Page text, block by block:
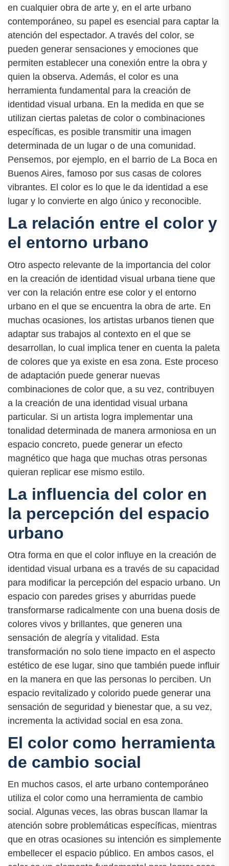
en cualquier obra de arte y, en el arte urbano
contemporáneo, su papel es esencial para captar la
atención del espectador. A través del color, se
pueden generar sensaciones y emociones que
permiten establecer una conexión entre la obra y
quien la observa. Además, el color es una
herramienta fundamental para la creación de
identidad visual urbana. En la medida en que se
utilizan ciertas paletas de color o combinaciones
específicas, es posible transmitir una imagen
determinada de un lugar o de una comunidad.
Pensemos, por ejemplo, en el barrio de La Boca en
Buenos Aires, famoso por sus casas de colores
vibrantes. El color es lo que le da identidad a ese
lugar y lo convierte en algo único y reconocible.
La relación entre el color y
el entorno urbano
Otro aspecto relevante de la importancia del color
en la creación de identidad visual urbana tiene que
ver con la relación entre ese color y el entorno
urbano en el que se encuentra la obra de arte. En
muchas ocasiones, los artistas urbanos tienen que
adaptar sus trabajos al contexto en el que se
desarrollan, lo cual implica tener en cuenta la paleta
de colores que ya existe en esa zona. Este proceso
de adaptación puede generar nuevas
combinaciones de color que, a su vez, contribuyen
a la creación de una identidad visual urbana
particular. Si un artista logra implementar una
tonalidad determinada de manera armoniosa en un
espacio concreto, puede generar un efecto
magnético que haga que muchas otras personas
quieran replicar ese mismo estilo.
La influencia del color en
la percepción del espacio
urbano
Otra forma en que el color influye en la creación de
identidad visual urbana es a través de su capacidad
para modificar la percepción del espacio urbano. Un
espacio con paredes grises y aburridas puede
transformarse radicalmente con una buena dosis de
colores vivos y brillantes, que generen una
sensación de alegría y vitalidad. Esta
transformación no solo tiene impacto en el aspecto
estético de ese lugar, sino que también puede influir
en la manera en que las personas lo perciben. Un
espacio revitalizado y colorido puede generar una
sensación de seguridad y bienestar que, a su vez,
incrementa la actividad social en esa zona.
El color como herramienta
de cambio social
En muchos casos, el arte urbano contemporáneo
utiliza el color como una herramienta de cambio
social. Algunas veces, las obras buscan llamar la
atención sobre problemáticas específicas, mientras
que en otras ocasiones su intención es simplemente
embellecer el espacio público. En ambos casos, el